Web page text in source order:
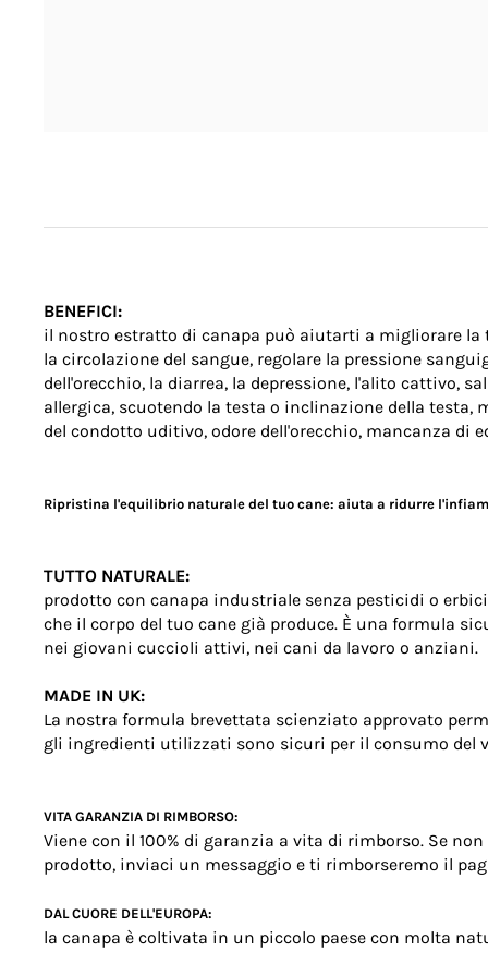
BENEFICI:
il nostro estratto di canapa può aiutarti a migliorare la
la circolazione del sangue, regolare la pressione
dell'orecchio, la diarrea, la depressione, l'alito cattivo,
allergica, scuotendo la testa o inclinazione della testa,
del condotto uditivo, odore dell'orecchio, mancanza di
Ripristina l'equilibrio naturale del tuo cane: aiuta a ridurre
TUTTO NATURALE:
prodotto con canapa industriale senza pesticidi o
che il corpo del tuo cane già produce. È una formula
nei giovani cuccioli attivi, nei cani da lavoro o anziani.
MADE IN UK:
La nostra formula brevettata scienziato approvato
gli ingredienti utilizzati sono sicuri per il consumo del
VITA GARANZIA DI RIMBORSO:
Viene con il 100% di garanzia a vita di rimborso. Se
prodotto, inviaci un messaggio e ti rimborseremo il
DAL CUORE DELL'EUROPA:
la canapa è coltivata in un piccolo paese con molta